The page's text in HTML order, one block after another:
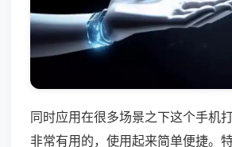
同时应用在很多场景之下这个手机
非常有用的，使用起来简单便捷。